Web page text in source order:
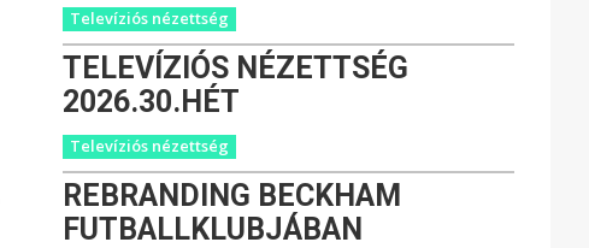
Televíziós nézettség
TELEVÍZIÓS NÉZETTSÉG
2026.30.HÉT
Televíziós nézettség
REBRANDING BECKHAM
FUTBALLKLUBJÁBAN